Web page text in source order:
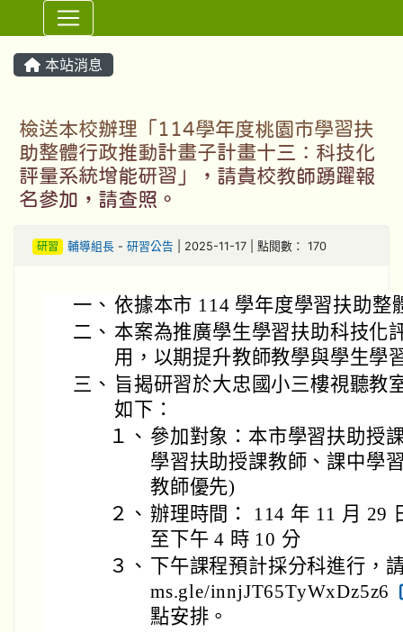
⏸
本站消息
檢送本校辦理「114學年度桃園市學習扶
助整體行政推動計畫子計畫十三：科技化
評量系統增能研習」，請貴校教師踴躍報
名參加，請查照。
研習 輔導組長- 研習公告 | 2025-11-17 | 點閱數： 170
一、 依據本市 114 學年度學習扶助整
二、 本案為推廣學生學習扶助科技化
用，以期提升教師教學與學生學
三、 旨揭研習於大忠國小三樓視聽教
如下：
１、 參加對象：本市學習扶助授
學習扶助授課教師、課中學
教師優先)
２、 辦理時間： 114 年 11 月 29
至下午 4 時 10 分
３、 下午課程預計採分科進行，
ms.gle/innjJT65TyWxDz5z6
點安排。